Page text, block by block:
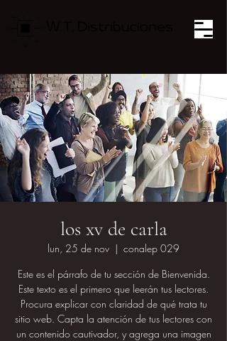
los xv de carla
lun, 25 de nov
  |
conalep 029
Este es el párrafo de tu sección de Bienvenida.
Este texto es el primero que leerán tus lectores.
Procura explicar con claridad de qué trata tu
sitio web. Capta la atención de tus lectores con
un contenido cautivador, y agrega una imagen